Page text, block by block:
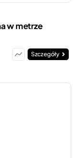
w metrze
Szczegóły